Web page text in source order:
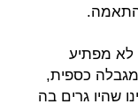
לא מפתיע
מגבלה כספית,
את המקום האחרון קטפה פתח תקווה שבה רק 35% ציינו שהיו גרים בה